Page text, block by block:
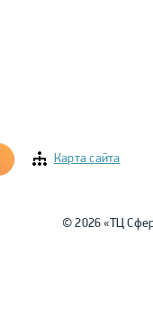
Карта сайта
© 2026 «ТЦ